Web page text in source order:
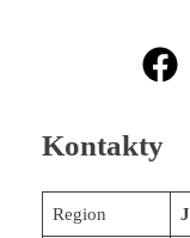
Kontakty
Region